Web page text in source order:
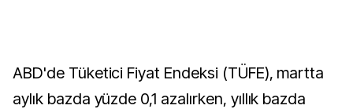
ABD'de Tüketici Fiyat Endeksi (TÜFE), martta
aylık bazda yüzde 0,1 azalırken, yıllık bazda